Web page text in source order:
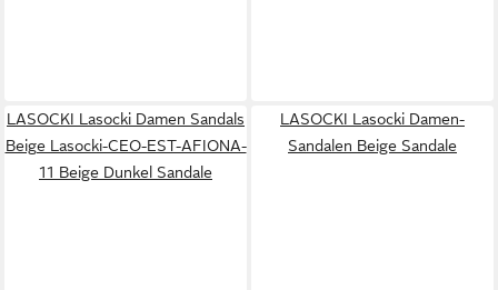
LASOCKI Lasocki Damen Sandals
Beige Lasocki-CEO-EST-AFIONA-
11 Beige Dunkel Sandale
LASOCKI Lasocki Damen-
Sandalen Beige Sandale